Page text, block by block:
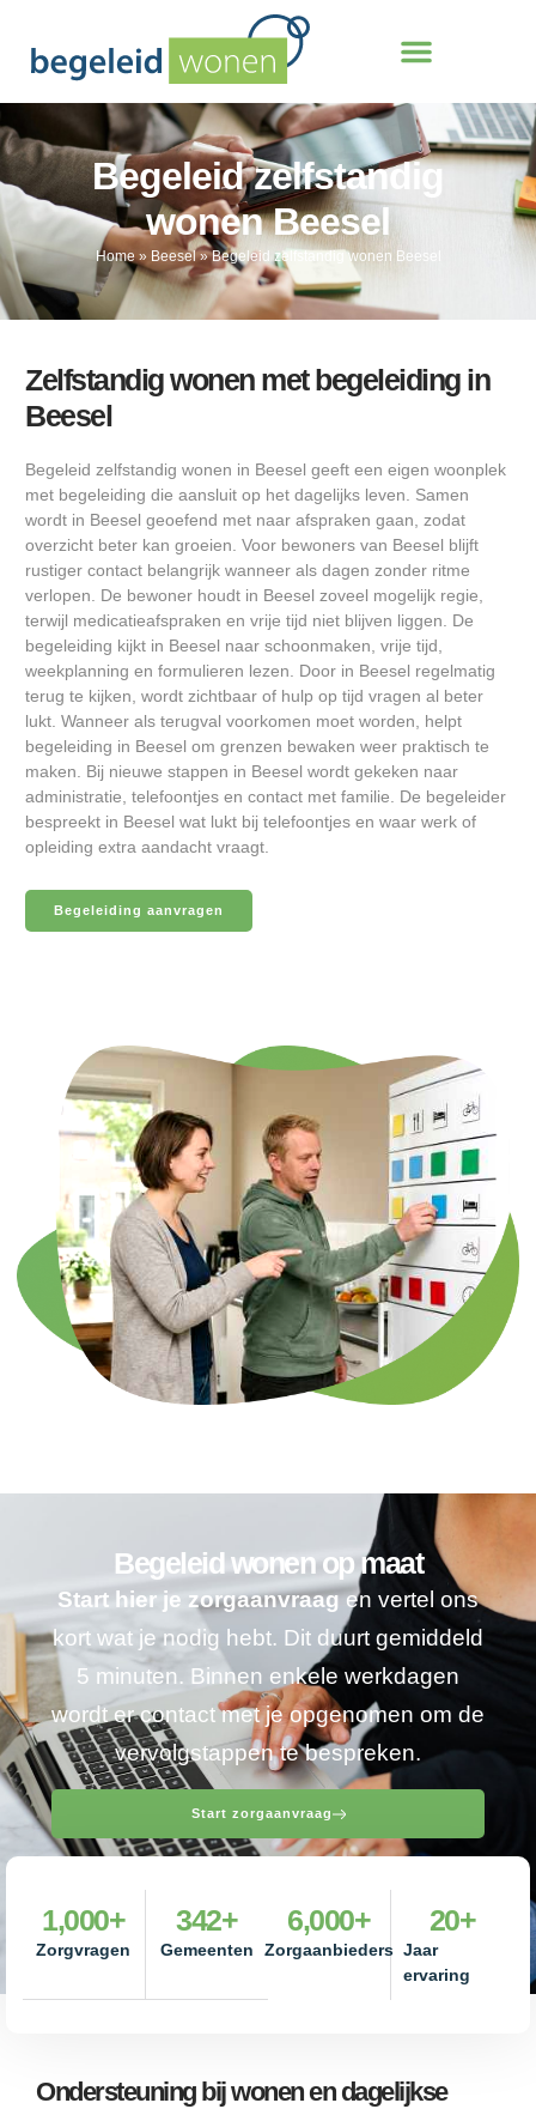
Begeleid zelfstandig
wonen Beesel
Home» Beesel»Begeleid zelfstandig wonen Beesel
Zelfstandig wonen met begeleiding in
Beesel
Begeleid zelfstandig wonen in Beesel geeft een eigen woonplek
met begeleiding die aansluit op het dagelijks leven. Samen
wordt in Beesel geoefend met naar afspraken gaan, zodat
overzicht beter kan groeien. Voor bewoners van Beesel blijft
rustiger contact belangrijk wanneer als dagen zonder ritme
verlopen. De bewoner houdt in Beesel zoveel mogelijk regie,
terwijl medicatieafspraken en vrije tijd niet blijven liggen. De
begeleiding kijkt in Beesel naar schoonmaken, vrije tijd,
weekplanning en formulieren lezen. Door in Beesel regelmatig
terug te kijken, wordt zichtbaar of hulp op tijd vragen al beter
lukt. Wanneer als terugval voorkomen moet worden, helpt
begeleiding in Beesel om grenzen bewaken weer praktisch te
maken. Bij nieuwe stappen in Beesel wordt gekeken naar
administratie, telefoontjes en contact met familie. De begeleider
bespreekt in Beesel wat lukt bij telefoontjes en waar werk of
opleiding extra aandacht vraagt.
Begeleiding aanvragen
Begeleid wonen op maat
Start hier je zorgaanvraagen vertel ons
kort wat je nodig hebt. Dit duurt gemiddeld
5 minuten. Binnen enkele werkdagen
wordt er contact met je opgenomen om de
vervolgstappen te bespreken.
Start zorgaanvraag
Zorgvragen
1,000+
Gemeenten
342+
Zorgaanbieders
6,000+
Jaar
ervaring
20+
Ondersteuning bij wonen en dagelijkse